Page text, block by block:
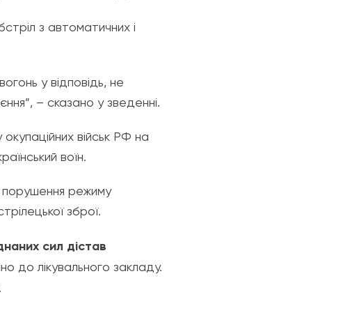
з автоматичних і
у відповідь, не
– сказано у зведенні.
військ РФ на
воїн.
порушення режиму
зброї.
сил дістав
до лікувального закладу.